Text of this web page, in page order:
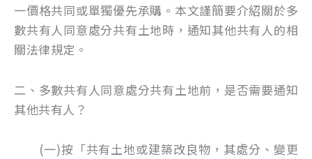
一價格共同或單獨優先承購。本文謹簡要介紹關於多
數共有人同意處分共有土地時，通知其他共有人的相
關法律規定。
二、多數共有人同意處分共有土地前，是否需要通知
其他共有人？
(一)按「共有土地或建築改良物，其處分、變更